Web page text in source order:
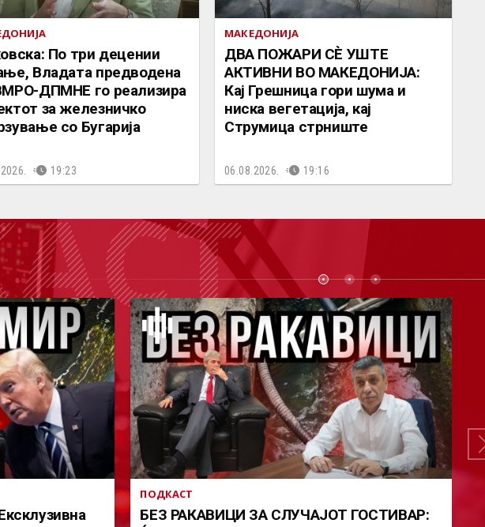
По три децении
Владата предводена
ДПМНЕ го реализира
за железничко
со Бугарија
19:23
МАКЕДОНИЈА
ДВА ПОЖАРИ СÈ УШТЕ
АКТИВНИ ВО МАКЕДОНИЈА:
Кај Грешница гори шума и
ниска вегетација, кај
Струмица стрниште
06.08.2026. 19:16
ПОДКАСТ
БЕЗ РАКАВИЦИ ЗА СЛУЧАЈОТ ГОСТИВАР: